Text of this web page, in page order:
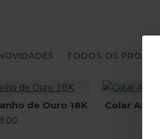
TODOS OS
de Ouro 18K Colar